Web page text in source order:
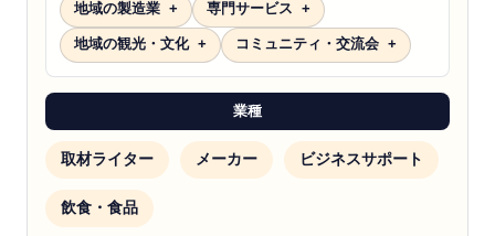
地域の製造業 専門サービス
地域の観光・文化 コミュニティ・交流会
業種
取材ライター メーカー ビジネスサポート
飲食・食品